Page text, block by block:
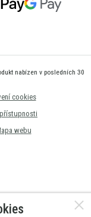
nabízen v posledních 30
cookies
webu